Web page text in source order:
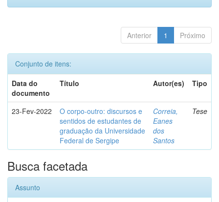
Anterior 1 Próximo
Conjunto de itens:
Data do
documento
Título Autor(es) Tipo
23-Fev-2022
O corpo-outro: discursos e
sentidos de estudantes de
graduação da Universidade
Federal de Sergipe
Correia,
Eanes
dos
Santos
Tese
Busca facetada
Assunto